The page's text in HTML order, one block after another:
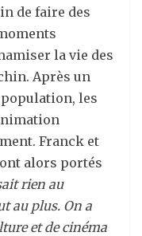
de faire des
la vie des
Après un
les
Franck et
alors portés
rien au
au plus. On a
et de cinéma